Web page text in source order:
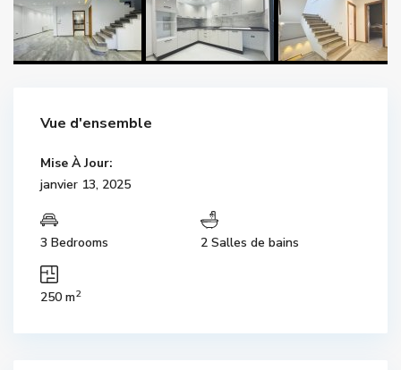
Vue d'ensemble
Mise À Jour:
janvier 13, 2025
3 Bedrooms 2 Salles de bains
250 m2